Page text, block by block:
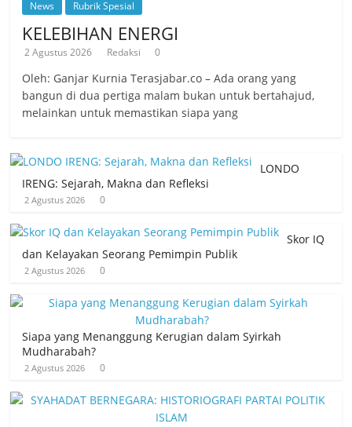
News Rubrik Spesial
KELEBIHAN ENERGI
2 Agustus 2026 Redaksi 0
Oleh: Ganjar Kurnia Terasjabar.co – Ada orang yang
bangun di dua pertiga malam bukan untuk bertahajud,
melainkan untuk memastikan siapa yang
LONDO
IRENG: Sejarah, Makna dan Refleksi
2 Agustus 2026 0
Skor IQ
dan Kelayakan Seorang Pemimpin Publik
2 Agustus 2026 0
Siapa yang Menanggung Kerugian dalam Syirkah
Mudharabah?
2 Agustus 2026 0